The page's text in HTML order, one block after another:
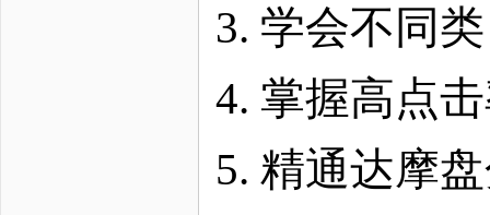
3. 学会不同
4. 掌握高点
5. 精通达摩